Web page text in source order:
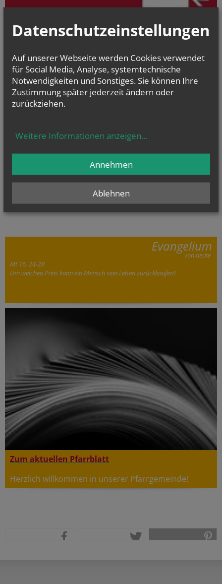
Alles über den Kircheneintritt
Ob Taufe oder Wiedereintritt – unsere Türen sind
immer offen.
> Vier Wege in die katholische Kirche
Sie haben ein Anliegen oder eine Frage zu den Angeboten der Pfarre
Wir sind für Sie da!
Evangelium
von heute
Mt 16, 24-28
Um welchen Preis kann ein Mensch sein Leben zurückkaufen?
Zum aktuellen Pfarrblatt
Herzlich willkommen in unserer Pfarrgemeinde!
Datenschutzeinstellungen
Auf unserer Webseite werden Cookies verwendet
für Social Media, Analyse, systemtechnische
Notwendigkeiten und Sonstiges. Sie können Ihre
Zustimmung später jederzeit ändern oder
zurückziehen.
Weitere Informationen anzeigen...
Ablehnen
Annehmen